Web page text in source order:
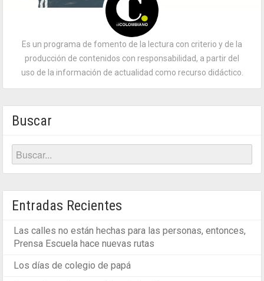
Es un programa de fomento de la lectura con criterio y de la
producción de contenidos con responsabilidad, a partir del
uso de la información de actualidad como recurso didáctico.
Buscar
Entradas Recientes
Las calles no están hechas para las personas, entonces,
Prensa Escuela hace nuevas rutas
Los días de colegio de papá